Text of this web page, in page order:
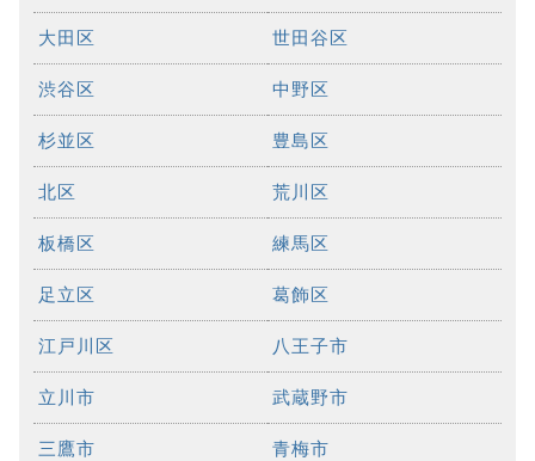
大田区 世田谷区
渋谷区 中野区
杉並区 豊島区
北区 荒川区
板橋区 練馬区
足立区 葛飾区
江戸川区 八王子市
立川市 武蔵野市
三鷹市 青梅市